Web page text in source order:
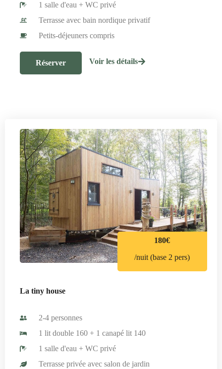
1 salle d'eau + WC privé
Terrasse avec bain nordique privatif
Petits-déjeuners compris
Réserver Voir les détails
180€
/nuit (base 2 pers)
La tiny house
2-4 personnes
1 lit double 160 + 1 canapé lit 140
1 salle d'eau + WC privé
Terrasse privée avec salon de jardin